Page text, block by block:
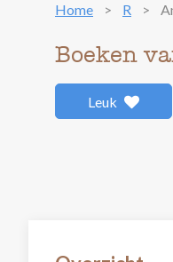
Home R
Boeken
Leuk